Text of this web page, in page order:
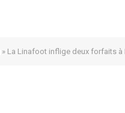
» La Linafoot inflige deux forfaits à